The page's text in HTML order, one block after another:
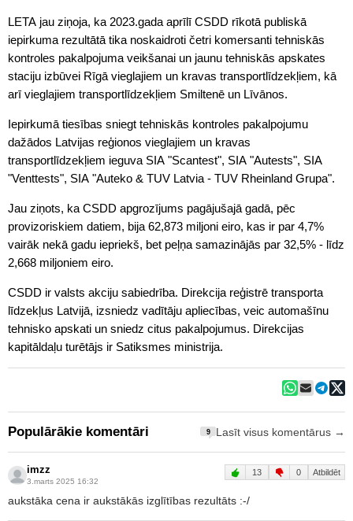
LETA jau ziņoja, ka 2023.gada aprīlī CSDD rīkotā publiskā
iepirkuma rezultātā tika noskaidroti četri komersanti tehniskās
kontroles pakalpojuma veikšanai un jaunu tehniskās apskates
staciju izbūvei Rīgā vieglajiem un kravas transportlīdzekļiem, kā
arī vieglajiem transportlīdzekļiem Smiltenē un Līvānos.
Iepirkumā tiesības sniegt tehniskās kontroles pakalpojumu
dažādos Latvijas reģionos vieglajiem un kravas
transportlīdzekļiem ieguva SIA "Scantest", SIA "Autests", SIA
"Venttests", SIA "Auteko & TUV Latvia - TUV Rheinland Grupa".
Jau ziņots, ka CSDD apgrozījums pagājušajā gadā, pēc
provizoriskiem datiem, bija 62,873 miljoni eiro, kas ir par 4,7%
vairāk nekā gadu iepriekš, bet peļņa samazinājās par 32,5% - līdz
2,668 miljoniem eiro.
CSDD ir valsts akciju sabiedrība. Direkcija reģistrē transporta
līdzekļus Latvijā, izsniedz vadītāju apliecības, veic automašīnu
tehnisko apskati un sniedz citus pakalpojumus. Direkcijas
kapitāldaļu turētājs ir Satiksmes ministrija.
Populārākie komentāri 9 Lasīt visus komentārus →
imzz
3.marts 2025 16:32
13 0 Atbildēt
aukstāka cena ir aukstākās izglītības rezultāts :-/